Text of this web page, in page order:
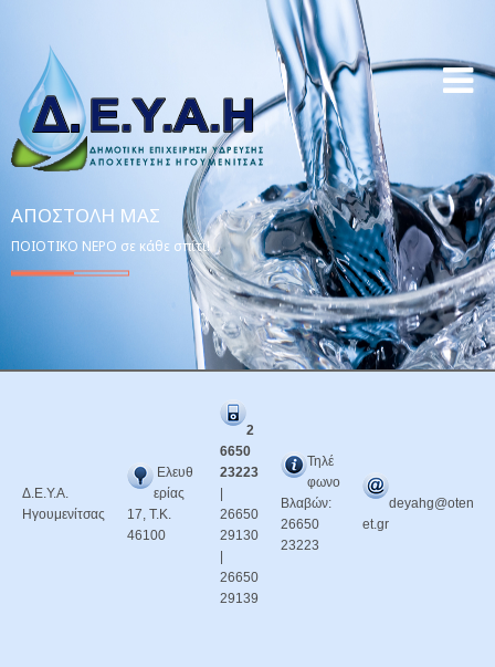
ΑΠΟΣΤΟΛΉ ΜΑΣ
ΠΟΙΟΤΙΚΟ ΝΕΡΟ σε κάθε σπίτι!
Δ.Ε.Υ.Α.
Ηγουμενίτσας
Ελευθ
ερίας
17, Τ.Κ.
46100
2
6650
23223
26650
29130
26650
29139
Τηλέ
φωνο
Βλαβών:
26650
23223
deyahg@oten
et.gr